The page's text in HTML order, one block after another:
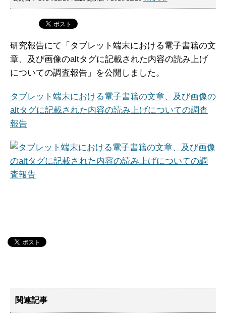
研究報告にて「タブレット端末における電子書籍の文
章、及び画像のaltタグに記載された内容の読み上げ
についての調査報告」を公開しました。
タブレット端末における電子書籍の文章、及び画像の
altタグに記載された内容の読み上げについての調査
報告
関連記事